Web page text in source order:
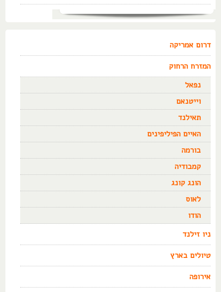
דרום אמריקה
המזרח הרחוק
נפאל
וייטנאם
תאילנד
האיים הפיליפינים
בורמה
קמבודיה
הונג קונג
לאוס
הודו
ניו זילנד
טיולים בארץ
אירופה